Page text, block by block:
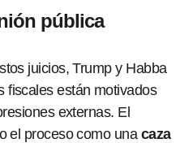
pública
juicios, Trump y Habba
fiscales están motivados
externas. El
el proceso como una caza